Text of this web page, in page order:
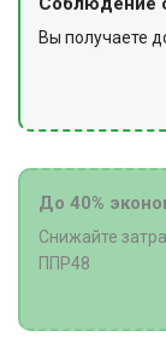
Вы получаете
До 40%
Снижайте
ППР48